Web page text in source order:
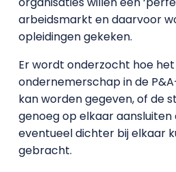
arbeidsmarkt en daarvoor
opleidingen gekeken.
Er wordt onderzocht hoe
ondernemerschap in de
kan worden gegeven, of de
genoeg op elkaar aansluiten
eventueel dichter bij elkaar
gebracht.